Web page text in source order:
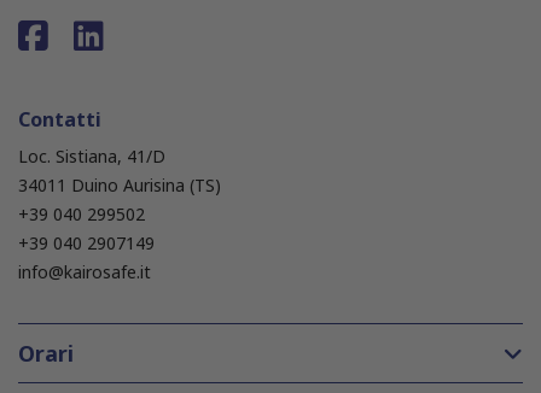
Contatti
Loc. Sistiana, 41/D
34011 Duino Aurisina (TS)
+39 040 299502
+39 040 2907149
info@kairosafe.it
Orari